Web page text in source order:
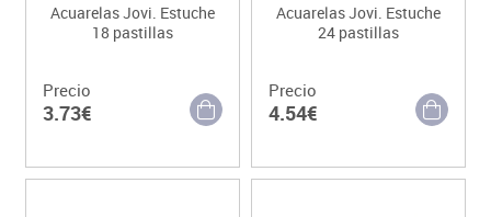
Acuarelas Jovi. Estuche
18 pastillas
Precio
3.73€
Acuarelas Jovi. Estuche
24 pastillas
Precio
4.54€